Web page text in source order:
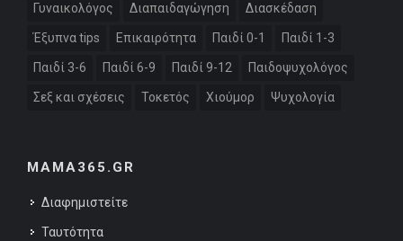
Γυναικολόγος Διαπαιδαγώγηση Διασκέδαση
Έξυπνα tips Επικαιρότητα Παιδί 0-1 Παιδί 1-3
Παιδί 3-6 Παιδί 6-9 Παιδί 9-12 Παιδοψυχολόγος
Σεξ και σχέσεις Τοκετός Χιούμορ Ψυχολογία
MAMA365.GR
Διαφημιστείτε
Ταυτότητα